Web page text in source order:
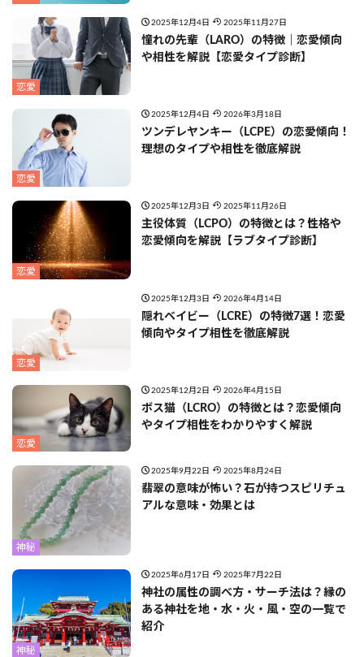
恋愛
2025年12月4日 2025年11月27日
憧れの先輩（LARO）の特徴｜恋愛傾向
や相性を解説【恋愛タイプ診断】
恋愛
2025年12月4日 2026年3月18日
ツンデレヤンキー（LCPE）の恋愛傾向！
理想のタイプや相性を徹底解説
恋愛
2025年12月3日 2025年11月26日
主役体質（LCPO）の特徴とは？性格や
恋愛傾向を解説【ラブタイプ診断】
恋愛
2025年12月3日 2026年4月14日
隠れベイビー（LCRE）の特徴7選！恋愛
傾向やタイプ相性を徹底解説
恋愛
2025年12月2日 2026年4月15日
ボス猫（LCRO）の特徴とは？恋愛傾向
やタイプ相性をわかりやすく解説
神秘
2025年9月22日 2025年8月24日
翡翠の意味が怖い？石が持つスピリチュ
アルな意味・効果とは
神秘
2025年6月17日 2025年7月22日
神社の属性の調べ方・サーチ法は？縁の
ある神社を地・水・火・風・空の一覧で
紹介